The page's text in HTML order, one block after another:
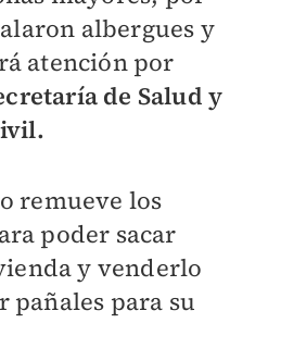
albergues y
atención por
de Salud y
remueve los
poder sacar
y venderlo
pañales para su